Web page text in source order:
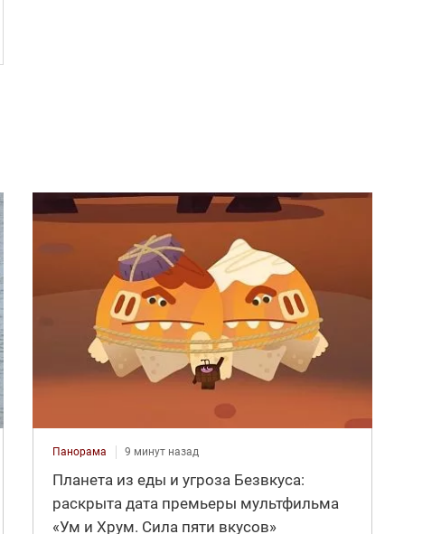
Панорама 9 минут назад
Планета из еды и угроза Безвкуса:
раскрыта дата премьеры мультфильма
«Ум и Хрум. Сила пяти вкусов»